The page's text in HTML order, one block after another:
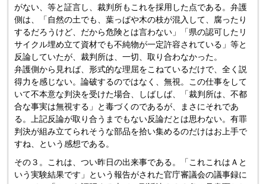
がない、等と証言し、裁判所もこれを採用した点である。弁護
側は、「自然の土でも、葉っぱや木の枝が混入して、腐ったり
するだろうけど、だから危険とは言わない」「県の認可したリ
サイクル埋め立て資材でも不純物が一定許容されている」等と
反論していたが、裁判所は、一切、取り合わなかった。
弁護側から見れば、形式的な理屈をこねているだけで、全く説
得力を感じない。論破するのではなく、無視。この仕事をして
いて不本意な判決を受けた場合、しばしば、「裁判所は、不都
合な事実は無視する」と毒づくのであるが、まさにそれであ
る。上記反論が取り合うまでもない反論だとは思わない。有罪
判決が組み立てられそうな部品を拾い集めるのだけはお上手で
すね、という感想である。
その３。これは、つい昨日の出来事である。「これこれはＡと
いう実験結果です」という報告がされた官庁審議会の議事録に